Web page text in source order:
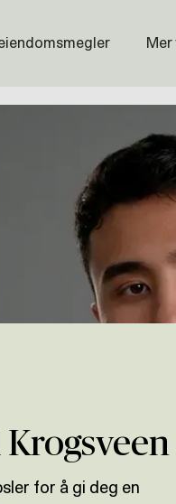
Mer
Nybygg
Magasin
Prisliste
Karriere
for å gi deg en